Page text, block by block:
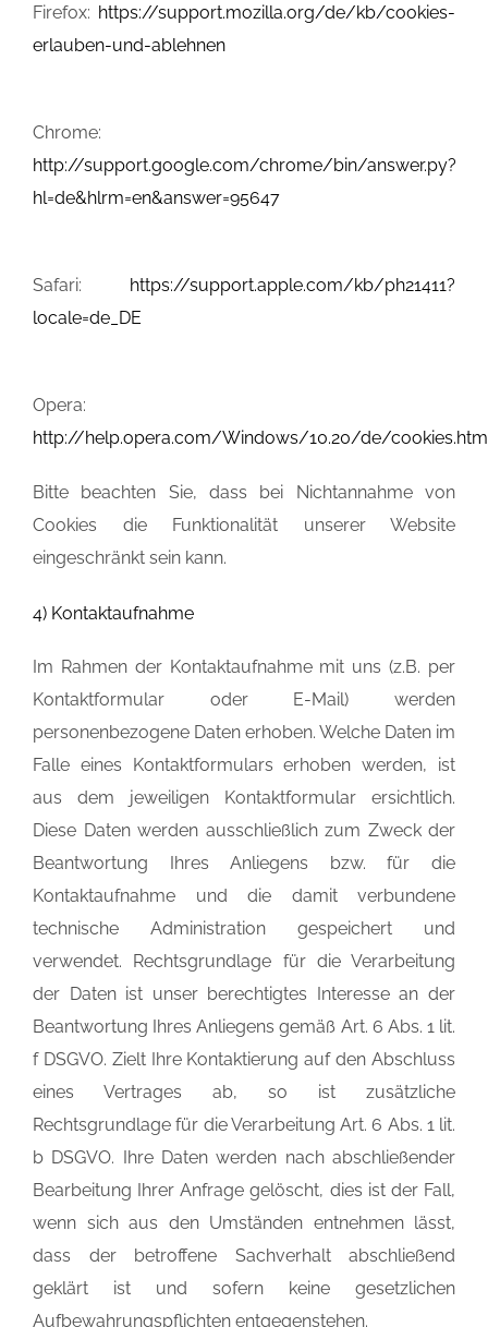
Firefox: https://support.mozilla.org/de/kb/cookies-
erlauben-und-ablehnen
Chrome:
http://support.google.com/chrome/bin/answer.py?
hl=de&hlrm=en&answer=95647
Safari: https://support.apple.com/kb/ph21411?
locale=de_DE
Opera:
http://help.opera.com/Windows/10.20/de/
Bitte beachten Sie, dass bei Nichtannahme von
Cookies die Funktionalität unserer Website
eingeschränkt sein kann.
4) Kontaktaufnahme
Im Rahmen der Kontaktaufnahme mit uns (z.B. per
Kontaktformular oder E-Mail) werden
personenbezogene Daten erhoben. Welche Daten im
Falle eines Kontaktformulars erhoben werden, ist
aus dem jeweiligen Kontaktformular ersichtlich.
Diese Daten werden ausschließlich zum Zweck der
Beantwortung Ihres Anliegens bzw. für die
Kontaktaufnahme und die damit verbundene
technische Administration gespeichert und
verwendet. Rechtsgrundlage für die Verarbeitung
der Daten ist unser berechtigtes Interesse an der
Beantwortung Ihres Anliegens gemäß Art. 6 Abs. 1 lit.
f DSGVO. Zielt Ihre Kontaktierung auf den Abschluss
eines Vertrages ab, so ist zusätzliche
Rechtsgrundlage für die Verarbeitung Art. 6 Abs. 1 lit.
b DSGVO. Ihre Daten werden nach abschließender
Bearbeitung Ihrer Anfrage gelöscht, dies ist der Fall,
wenn sich aus den Umständen entnehmen lässt,
dass der betroffene Sachverhalt abschließend
geklärt ist und sofern keine gesetzlichen
Aufbewahrungspflichten entgegenstehen.